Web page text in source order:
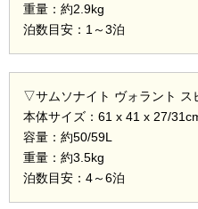
重量：約2.9kg
泊数目安：1～3泊
▽サムソナイト ヴォラント ス
本体サイズ：61 x 41 x 27/
容量：約50/59L
重量：約3.5kg
泊数目安：4～6泊